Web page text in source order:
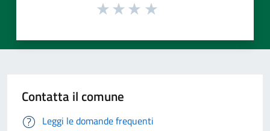
Contatta il comune
Leggi le domande frequenti